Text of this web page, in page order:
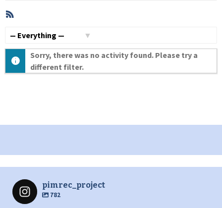
Member
Activities
Sorry, there was no activity found. Please try a
different filter.
pimrec_project
782